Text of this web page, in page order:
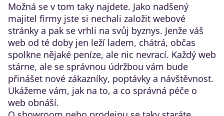
Možná se v tom taky najdete. Jako nadšený
majitel firmy jste si nechali založit webové
stránky a pak se vrhli na svůj byznys. Jenže váš
web od té doby jen leží ladem, chátrá, občas
spolkne nějaké peníze, ale nic nevrací. Každý web
stárne, ale se správnou údržbou vám bude
přinášet nové zákazníky, poptávky a návštěvnost.
Ukážeme vám, jak na to, a co správná péče o
web obnáší.